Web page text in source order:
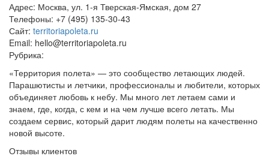
Адрес: Москва, ул. 1-я Тверская-Ямская, дом 27
Телефоны: +7 (495) 135-30-43
Сайт: territoriapoleta.ru
Email: hello@territoriapoleta.ru
Рубрика:
«Территория полета» — это сообщество летающих людей.
Парашютисты и летчики, профессионалы и любители, которых
объединяет любовь к небу. Мы много лет летаем сами и
знаем, где, когда, с кем и на чем лучше всего летать. Мы
создаем сервис, который дарит людям полеты на качественно
новой высоте.
Отзывы клиентов